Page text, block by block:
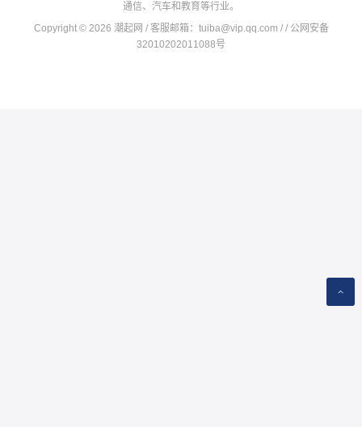
通信、汽车和教育等行业。
Copyright © 2026 潮起网 / 客服邮箱： tuiba@vip.qq.com / / 公网安备
32010202011088号